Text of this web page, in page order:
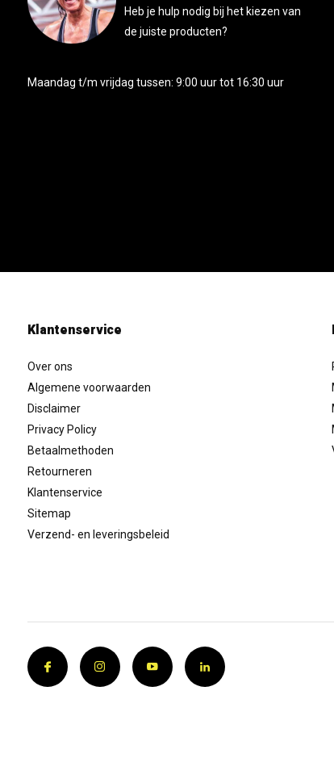
Heb je hulp nodig bij het kiezen van
de juiste producten?
Maandag t/m vrijdag tussen: 9:00 uur tot 16:30 uur
Klantenservice
Over ons
Algemene voorwaarden
Disclaimer
Privacy Policy
Betaalmethoden
Retourneren
Klantenservice
Sitemap
Verzend- en leveringsbeleid